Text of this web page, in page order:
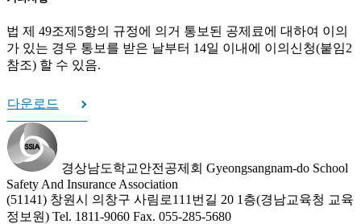
법 제 49조제5항의 규정에 의거 통보된 공제료에 대하여 이의
가 있는 경우 통보를 받은 날부터 14일 이내에 이의신청(붙임2
참조) 할 수 있음.
다운로드
경상남도학교안전공제회 Gyeongsangnam-do School
Safety And Insurance Association
(51141) 창원시 의창구 사림로111번길 20 1층(경남교육청 교육
정보원) Tel. 1811-9060 Fax. 055-285-5680